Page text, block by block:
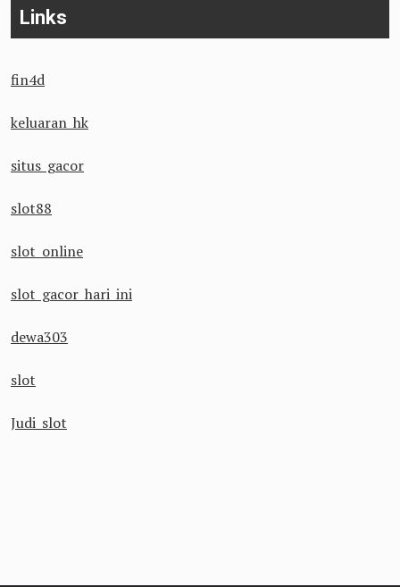
Links
fin4d
keluaran hk
situs gacor
slot88
slot online
slot gacor hari ini
dewa303
slot
Judi slot